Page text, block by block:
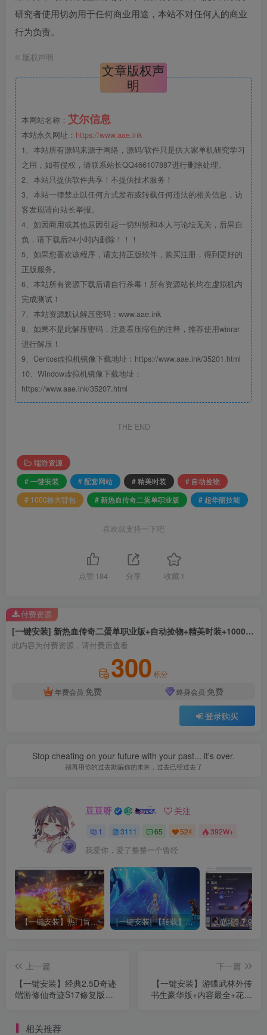
研究者使用切勿用于任何商业用途，本站不对任何人的商业
行为负责。
© 版权声明
文章版权声
明
本网站名称： 艾尔信息
本站永久网址： https://www.aae.ink
1、本站所有源码来源于网络，源码/软件只是供大家单机研究学习
之用，如有侵权，请联系站长QQ466107887进行删除处理。
2、本站只提供软件共享！不提供技术服务！
3、本站一律禁止以任何方式发布或转载任何违法的相关信息，访
客发现请向站长举报。
4、如因商用或其他原因引起一切纠纷和本人与论坛无关，后果自
负，请下载后24小时内删除！！！
5、如果您喜欢该程序，请支持正版软件，购买注册，得到更好的
正版服务。
6、本站所有资源下载后请自行杀毒！所有资源站长均在虚拟机内
完成测试！
7、本站资源默认解压密码：www.aae.ink
8、如果不是此解压密码，注意看压缩包的注释，推荐使用winrar
进行解压！
9、Centos虚拟机镜像下载地址：https://www.aae.ink/35201.html
10、Window虚拟机镜像下载地址：
https://www.aae.ink/35207.html
THE END
端游资源
# 一键安装
# 配套网站 # 精美时装
# 自动捡物
# 1000格大背包
# 新热血传奇二蛋单职业版 # 超华丽技能
喜欢就支持一下吧
点赞 184 分享 收藏 1
[一键安装] 新热血传奇二蛋单职业版+自动捡物+精美时装+1000格大背包+超华丽技能+配套网站
此内容为付费资源，请付费后查看
300 积分
年费会员 免费 终身会员 免费
登录购买
付费资源
Stop cheating on your future with your past... it's over.
别再用你的过去欺骗你的未来，过去已经过去了
豆豆呀 关注
1 3111 65 524 392W+
我爱你，爱了整整一个曾经
【一键安装】热门冒险策略类游戏崩坏：星穹铁道全新2.3版本一键端+一键代理+一键启动+免虚拟机 [一键安装] 【转载】原神3.4真端服务端+源码+配套客户端+详尽说明+GM工具+源码说明文件
上一篇
【一键安装】经典2.5D奇迹
端游修仙奇迹S17修复版最
端+详细教程
下一篇
【一键安装】游蝶武林外传
书生豪华版+内容最全+花雨
相关推荐